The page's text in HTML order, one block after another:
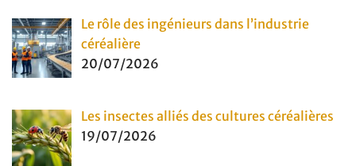
Le rôle des ingénieurs dans l’industrie
céréalière
20/07/2026
Les insectes alliés des cultures céréalières
19/07/2026